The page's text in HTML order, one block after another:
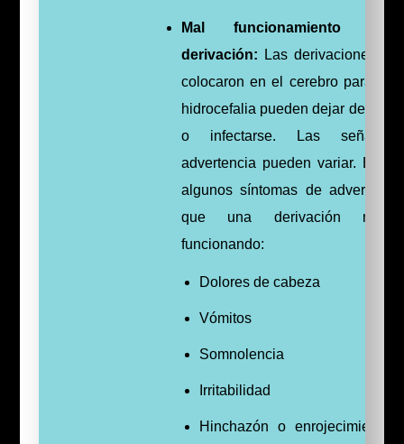
Mal funcionamiento
derivación: Las derivaciones
colocaron en el cerebro para
hidrocefalia pueden dejar de
o infectarse. Las señales
advertencia pueden variar. Estos
algunos síntomas de
que una derivación no
funcionando:
Dolores de cabeza
Vómitos
Somnolencia
Irritabilidad
Hinchazón o enrojecimiento